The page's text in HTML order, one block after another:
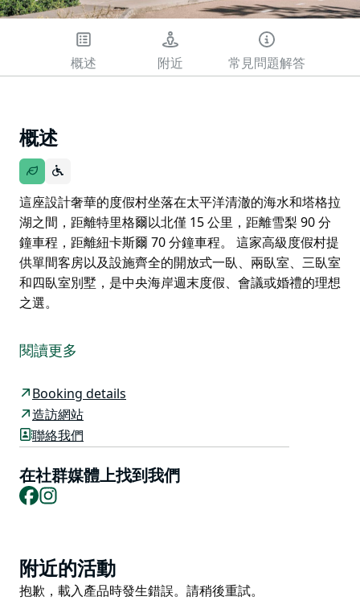
概述 附近 常見問題解答
概述
這座設計奢華的度假村坐落在太平洋清澈的海水和塔格拉
湖之間，距離特里格爾以北僅 15 公里，距離雪梨 90 分
鐘車程，距離紐卡斯爾 70 分鐘車程。 這家高級度假村提
供單間客房以及設施齊全的開放式一臥、兩臥室、三臥室
和四臥室別墅，是中央海岸週末度假、會議或婚禮的理想
之選。
湖之間，距離特里格爾以北僅 15 公里，距離雪梨 90 分
鐘車程，距離紐卡斯爾 70 分鐘車程。
這家高級度假村提供單間客房以及設施齊全的開放式一
臥、兩臥室、三臥室和四臥室別墅，是中央海岸週末度
假、會議或婚禮的理想之選。
閱讀更多
Booking details
造訪網站
聯絡我們
在社群媒體上找到我們
Facebook
Product
List
附近的活動
Product
抱歉，載入產品時發生錯誤。請稍後重試。